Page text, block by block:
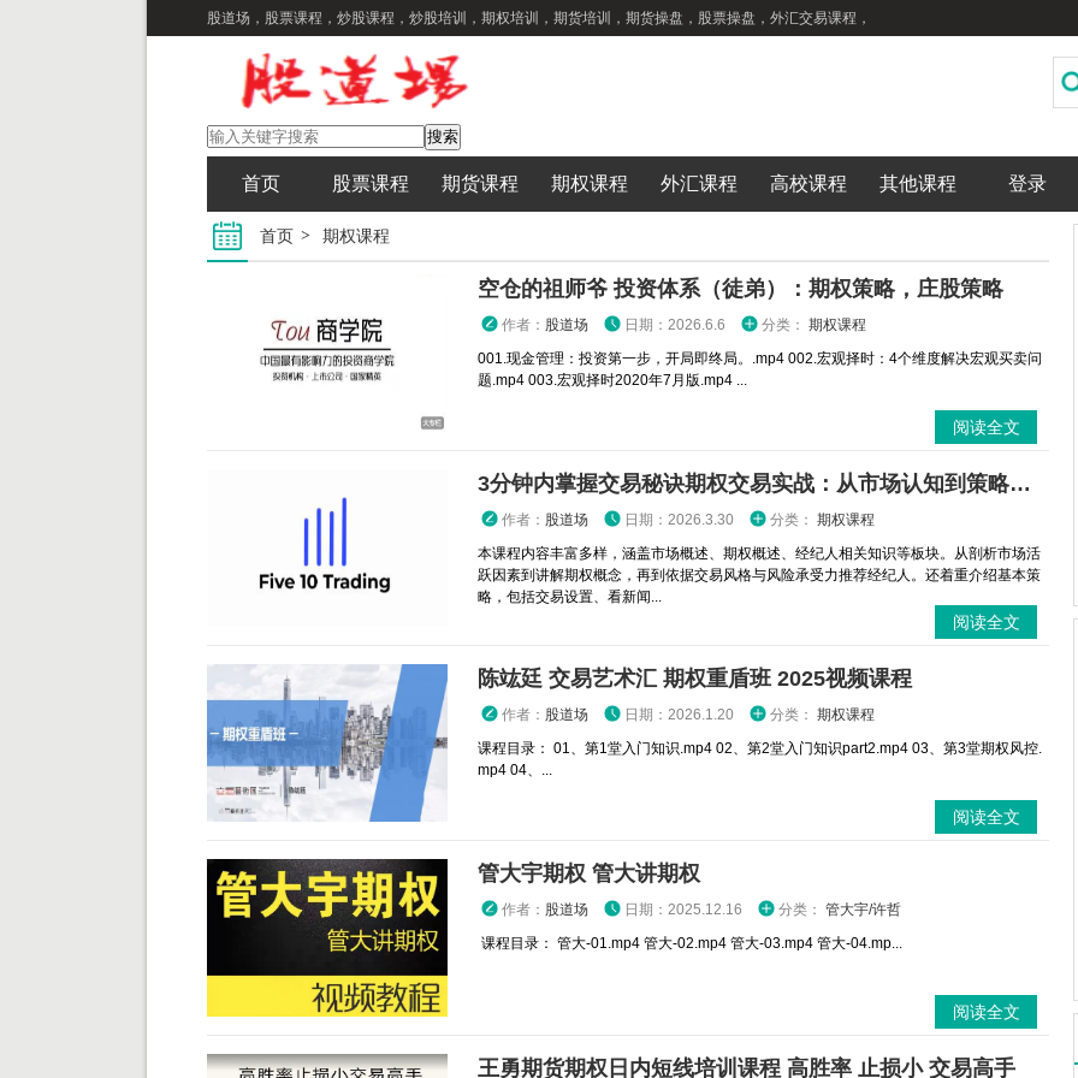
股道场，股票课程，炒股课程，炒股培训，期权培训，期货培训，期货操盘，股票操盘，外汇交易课程，
首页 股票课程 期货课程 期权课程 外汇课程 高校课程 其他课程 登录
首页 期权课程
空仓的祖师爷 投资体系（徒弟）：期权策略，庄股策略
作者： 股道场 日期：2026.6.6 分类： 期权课程
001.现金管理：投资第一步，开局即终局。.mp4 002.宏观择时：4个维度解决宏观买卖问
题.mp4 003.宏观择时2020年7月版.mp4 ...
阅读全文
3分钟内掌握交易秘诀期权交易实战：从市场认知到策略执行全攻略
作者： 股道场 日期：2026.3.30 分类： 期权课程
本课程内容丰富多样，涵盖市场概述、期权概述、经纪人相关知识等板块。从剖析市场活
跃因素到讲解期权概念，再到依据交易风格与风险承受力推荐经纪人。还着重介绍基本策
略，包括交易设置、看新闻...
阅读全文
陈竑廷 交易艺术汇 期权重盾班 2025视频课程
作者： 股道场 日期：2026.1.20 分类： 期权课程
课程目录： 01、第1堂入门知识.mp4 02、第2堂入门知识part2.mp4 03、第3堂期权风控.
mp4 04、...
阅读全文
管大宇期权 管大讲期权
作者： 股道场 日期：2025.12.16 分类： 管大宇/许哲
课程目录： 管大-01.mp4 管大-02.mp4 管大-03.mp4 管大-04.mp...
阅读全文
王勇期货期权日内短线培训课程 高胜率 止损小 交易高手